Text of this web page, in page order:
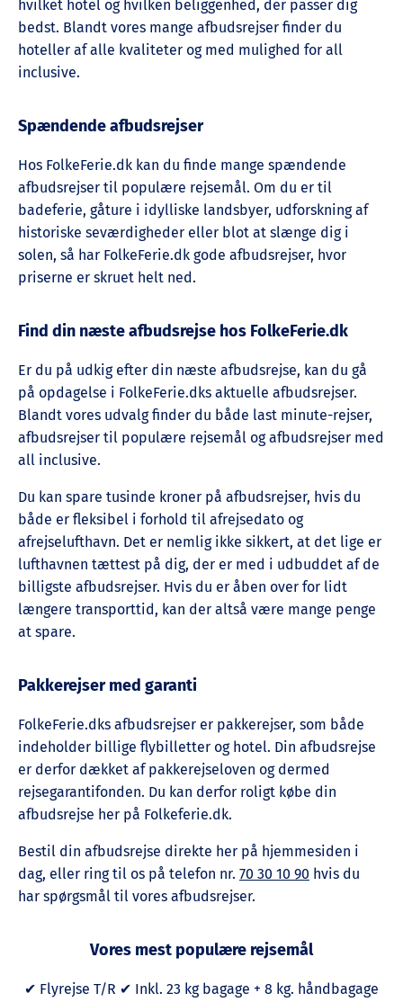
hvilket hotel og hvilken beliggenhed, der passer dig
bedst. Blandt vores mange afbudsrejser finder du
hoteller af alle kvaliteter og med mulighed for all
inclusive.
Spændende afbudsrejser
Hos FolkeFerie.dk kan du finde mange spændende
afbudsrejser til populære rejsemål. Om du er til
badeferie, gåture i idylliske landsbyer, udforskning af
historiske seværdigheder eller blot at slænge dig i
solen, så har FolkeFerie.dk gode afbudsrejser, hvor
priserne er skruet helt ned.
Find din næste afbudsrejse hos FolkeFerie.dk
Er du på udkig efter din næste afbudsrejse, kan du gå
på opdagelse i FolkeFerie.dks aktuelle afbudsrejser.
Blandt vores udvalg finder du både last minute-rejser,
afbudsrejser til populære rejsemål og afbudsrejser med
all inclusive.
Du kan spare tusinde kroner på afbudsrejser, hvis du
både er fleksibel i forhold til afrejsedato og
afrejselufthavn. Det er nemlig ikke sikkert, at det lige er
lufthavnen tættest på dig, der er med i udbuddet af de
billigste afbudsrejser. Hvis du er åben over for lidt
længere transporttid, kan der altså være mange penge
at spare.
Pakkerejser med garanti
FolkeFerie.dks afbudsrejser er pakkerejser, som både
indeholder billige flybilletter og hotel. Din afbudsrejse
er derfor dækket af pakkerejseloven og dermed
rejsegarantifonden. Du kan derfor roligt købe din
afbudsrejse her på Folkeferie.dk.
Bestil din afbudsrejse direkte her på hjemmesiden i
dag, eller ring til os på telefon nr. 70 30 10 90 hvis du
har spørgsmål til vores afbudsrejser.
Vores mest populære rejsemål
✔ Flyrejse T/R ✔ Inkl. 23 kg bagage + 8 kg. håndbagage